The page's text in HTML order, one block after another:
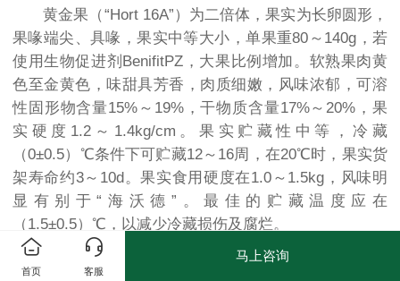
黄金果（“Hort 16A”）为二倍体，果实为长卵圆形，
果喙端尖、具喙，果实中等大小，单果重80～140g，若
使用生物促进剂BenifitPZ，大果比例增加。软熟果肉黄
色至金黄色，味甜具芳香，肉质细嫩，风味浓郁，可溶
性固形物含量15%～19%，干物质含量17%～20%，果
实硬度1.2～1.4kg/cm。果实贮藏性中等，冷藏
（0±0.5）℃条件下可贮藏12～16周，在20℃时，果实货
架寿命约3～10d。果实食用硬度在1.0～1.5kg，风味明
显有别于“海沃德”。最佳的贮藏温度应在
（1.5±0.5）℃，以减少冷藏损伤及腐烂。
生长环境
该品种树势旺，初生枝和次生枝都很旺盛，萌芽率
首页 客服
马上咨询